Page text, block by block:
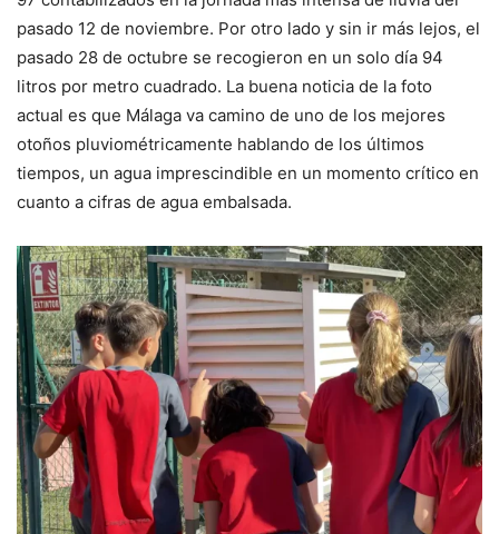
pasado 12 de noviembre. Por otro lado y sin ir más lejos, el
pasado 28 de octubre se recogieron en un solo día 94
litros por metro cuadrado. La buena noticia de la foto
actual es que Málaga va camino de uno de los mejores
otoños pluviométricamente hablando de los últimos
tiempos, un agua imprescindible en un momento crítico en
cuanto a cifras de agua embalsada.